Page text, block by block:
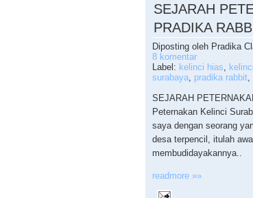
SEJARAH
PRADIKA
Diposting oleh Pradika
8 komentar
Label: kelinci hias
surabaya pradika rabbit
SEJARAH
Peternakan Kelinci
saya dengan seorang
desa terpencil, itulah
membudidayakannya..
readmore »»